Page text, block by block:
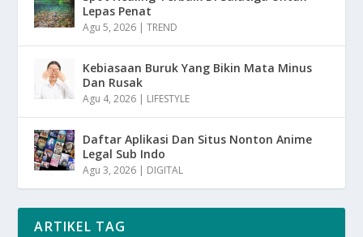
Lepas Penat
Agu 5, 2026 |TREND
Kebiasaan Buruk Yang Bikin Mata Minus
Dan Rusak
Agu 4, 2026 | LIFESTYLE
Daftar Aplikasi Dan Situs Nonton Anime
Legal Sub Indo
Agu 3, 2026 | DIGITAL
ARTIKEL TAG